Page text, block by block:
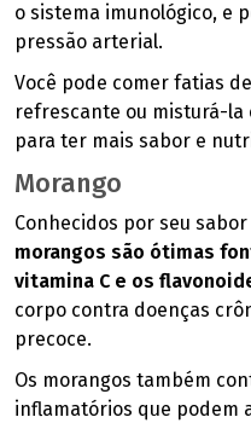
o sistema imunológico, e
pressão arterial.
Você pode comer fatias
refrescante ou misturá-la
para ter mais sabor e
Morango
Conhecidos por seu
morangos são ótimas
vitamina C e os
corpo contra doenças
precoce.
Os morangos também
inflamatórios que podem